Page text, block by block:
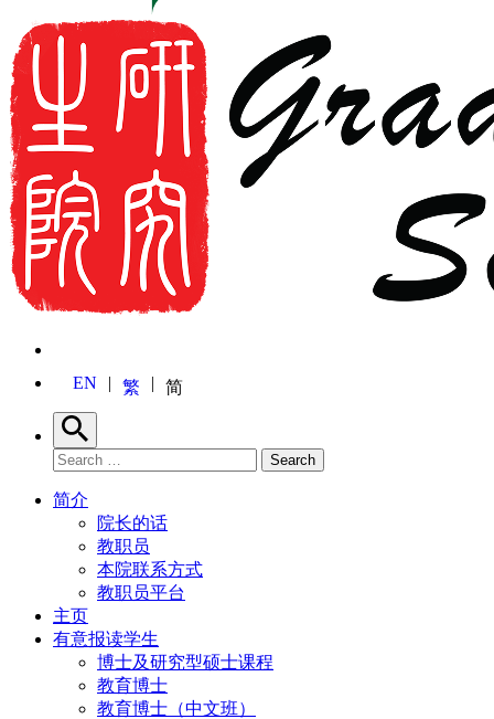
EN 繁 简
Search
Search for: Search
简介
院长的话
教职员
本院联系方式
教职员平台
主页
有意报读学生
博士及研究型硕士课程
教育博士
教育博士（中文班）